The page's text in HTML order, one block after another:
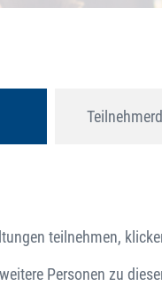
teilnehmen,
Personen zu